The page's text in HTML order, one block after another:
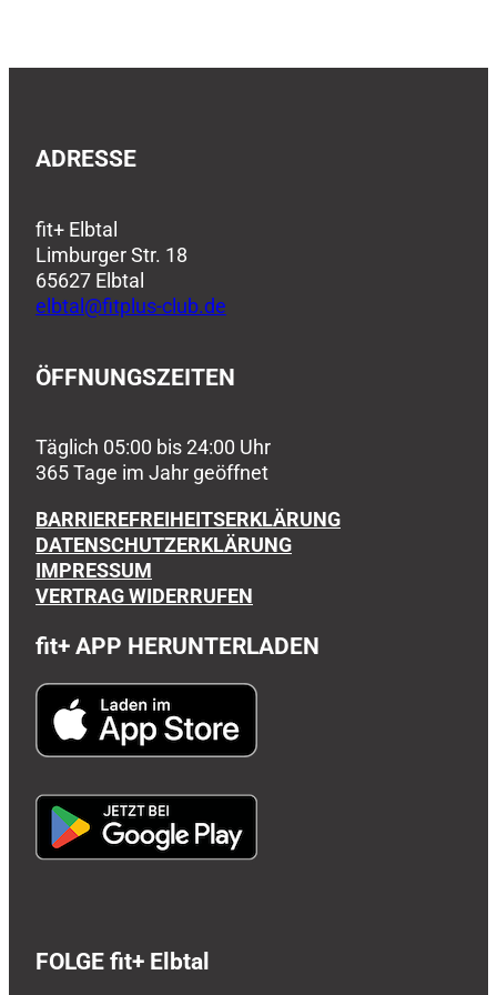
ADRESSE
fit+ Elbtal
Limburger Str. 18
65627 Elbtal
elbtal@fitplus-club.de
ÖFFNUNGSZEITEN
Täglich 05:00 bis 24:00 Uhr
365 Tage im Jahr geöffnet
BARRIEREFREIHEITSERKLÄRUNG
DATENSCHUTZERKLÄRUNG
IMPRESSUM
VERTRAG WIDERRUFEN
fit+ APP HERUNTERLADEN
FOLGE fit+ Elbtal